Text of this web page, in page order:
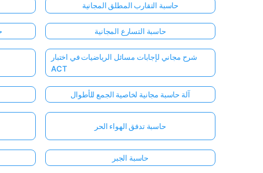
حاسبة التقارب المطلق المجانية
حاسبة التسارع المجانية
شرح مجاني لإجابات مسائل الرياضيات في اختبار
ACT
آلة حاسبة مجانية لخاصية الجمع للأطوال
حاسبة تدفق الهواء الحر
حاسبة الجبر